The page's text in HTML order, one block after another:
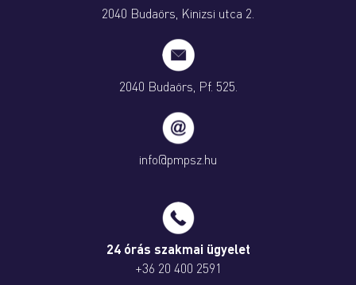
2040 Budaörs, Kinizsi utca 2.
2040 Budaörs, Pf. 525.
info@pmpsz.hu
24 órás szakmai ügyelet
+36 20 400 2591